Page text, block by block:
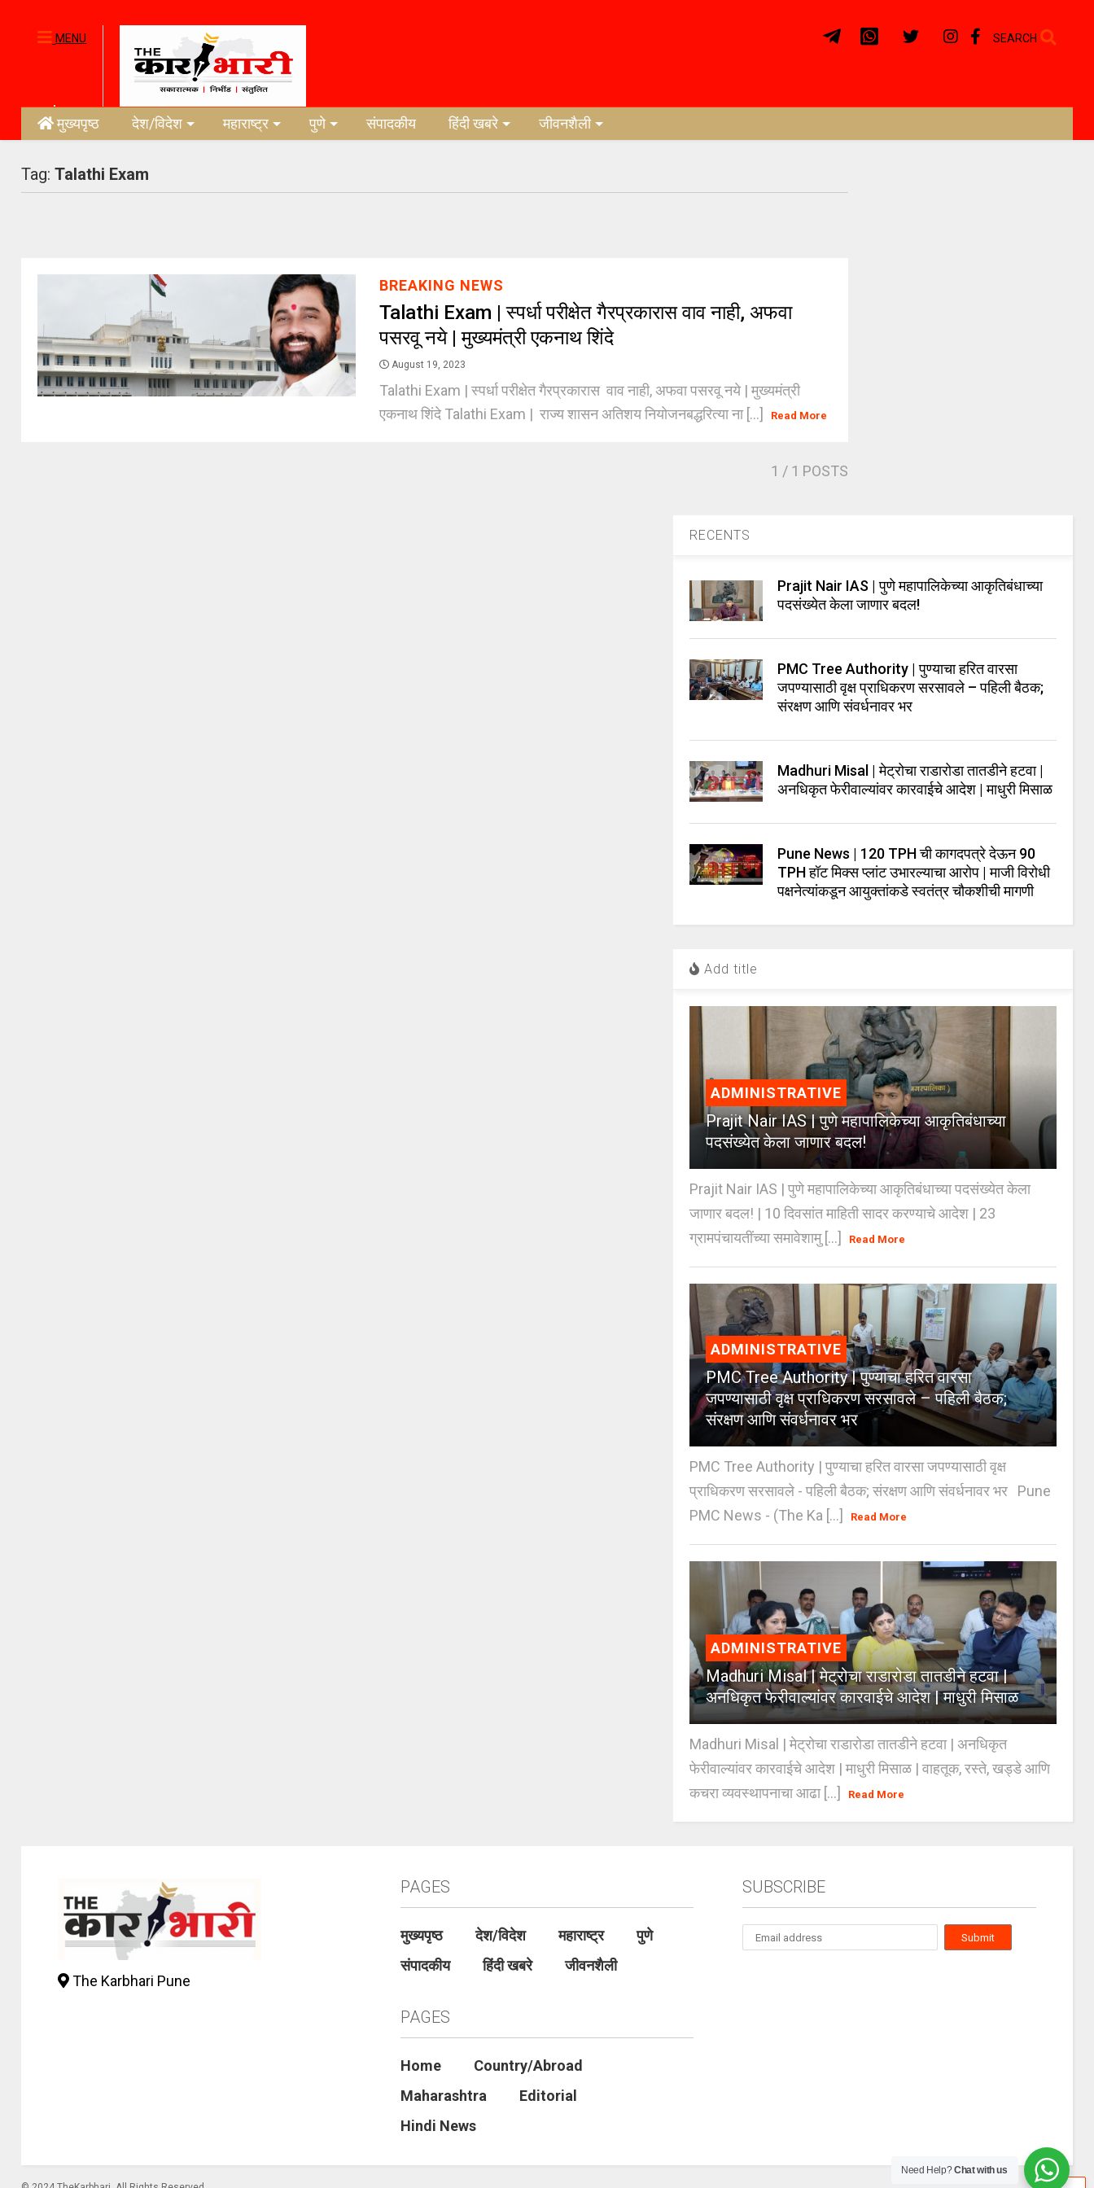
MENU SEARCH
मुख्यपृष्ठ देश/विदेश महाराष्ट्र पुणे संपादकीय हिंदी खबरे जीवनशैली
Tag:Talathi Exam
BREAKING NEWS
Talathi Exam | स्पर्धा परीक्षेत गैरप्रकारास वाव नाही, अफवा
पसरवू नये | मुख्यमंत्री एकनाथ शिंदे
August 19, 2023
Talathi Exam | स्पर्धा परीक्षेत गैरप्रकारास वाव नाही, अफवा पसरवू नये | मुख्यमंत्री
एकनाथ शिंदे Talathi Exam | राज्य शासन अतिशय नियोजनबद्धरित्या ना [...]
Read More
1 / 1 POSTS
RECENTS
Prajit Nair IAS | पुणे महापालिकेच्या आकृतिबंधाच्या
पदसंख्येत केला जाणार बदल!
PMC Tree Authority | पुण्याचा हरित वारसा
जपण्यासाठी वृक्ष प्राधिकरण सरसावले – पहिली बैठक;
संरक्षण आणि संवर्धनावर भर
Madhuri Misal | मेट्रोचा राडारोडा तातडीने हटवा |
अनधिकृत फेरीवाल्यांवर कारवाईचे आदेश | माधुरी मिसाळ
Pune News | 120 TPH ची कागदपत्रे देऊन 90
TPH हॉट मिक्स प्लांट उभारल्याचा आरोप | माजी विरोधी
पक्षनेत्यांकडून आयुक्तांकडे स्वतंत्र चौकशीची मागणी
Add title
ADMINISTRATIVE
Prajit Nair IAS | पुणे महापालिकेच्या आकृतिबंधाच्या
पदसंख्येत केला जाणार बदल!
Prajit Nair IAS | पुणे महापालिकेच्या आकृतिबंधाच्या पदसंख्येत केला
जाणार बदल! | 10 दिवसांत माहिती सादर करण्याचे आदेश | 23
ग्रामपंचायतींच्या समावेशामु [...]
Read More
ADMINISTRATIVE
PMC Tree Authority | पुण्याचा हरित वारसा
जपण्यासाठी वृक्ष प्राधिकरण सरसावले – पहिली बैठक;
संरक्षण आणि संवर्धनावर भर
PMC Tree Authority | पुण्याचा हरित वारसा जपण्यासाठी वृक्ष
प्राधिकरण सरसावले - पहिली बैठक; संरक्षण आणि संवर्धनावर भर Pune
PMC News - (The Ka [...]
Read More
ADMINISTRATIVE
Madhuri Misal | मेट्रोचा राडारोडा तातडीने हटवा |
अनधिकृत फेरीवाल्यांवर कारवाईचे आदेश | माधुरी मिसाळ
Madhuri Misal | मेट्रोचा राडारोडा तातडीने हटवा | अनधिकृत
फेरीवाल्यांवर कारवाईचे आदेश | माधुरी मिसाळ | वाहतूक, रस्ते, खड्डे आणि
कचरा व्यवस्थापनाचा आढा [...]
Read More
The Karbhari Pune
PAGES
मुख्यपृष्ठ देश/विदेश महाराष्ट्र
पुणे
संपादकीय
हिंदी खबरे जीवनशैली
PAGES
Home
Country/Abroad
Maharashtra
Editorial
Hindi News
SUBSCRIBE
Need Help?Chat with us